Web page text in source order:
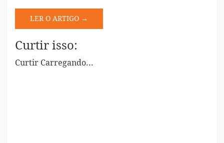
LER O ARTIGO →
Curtir isso:
Curtir Carregando...